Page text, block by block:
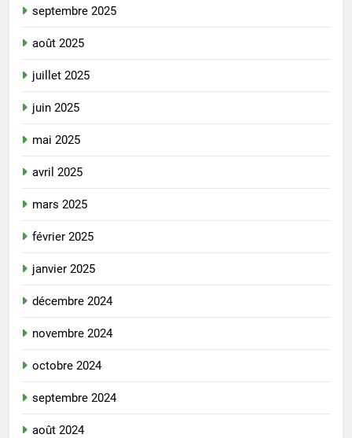
septembre 2025
août 2025
juillet 2025
juin 2025
mai 2025
avril 2025
mars 2025
février 2025
janvier 2025
décembre 2024
novembre 2024
octobre 2024
septembre 2024
août 2024